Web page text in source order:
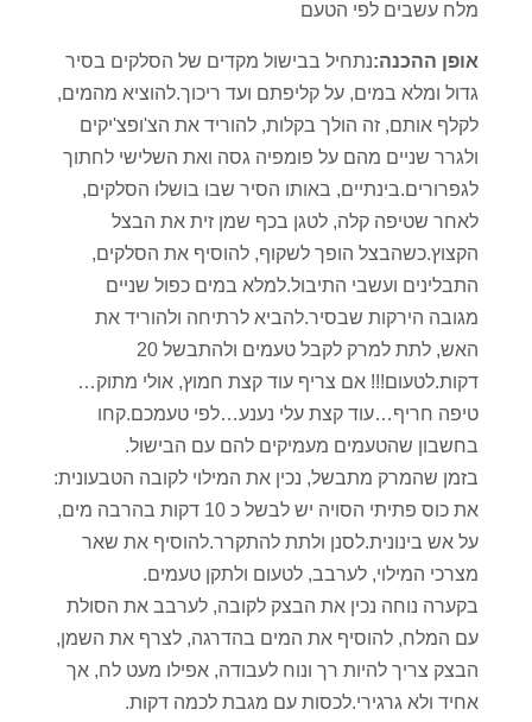
מלח עשבים לפי הטעם
אופן ההכנה:נתחיל בבישול מקדים של הסלקים בסיר
גדול ומלא במים, על קליפתם ועד ריכוך.להוציא מהמים,
לקלף אותם, זה הולך בקלות, להוריד את הצ'ופצ'יקים
ולגרר שניים מהם על פומפיה גסה ואת השלישי לחתוך
לגפרורים.בינתיים, באותו הסיר שבו בושלו הסלקים,
לאחר שטיפה קלה, לטגן בכף שמן זית את הבצל
הקצוץ.כשהבצל הופך לשקוף, להוסיף את הסלקים,
התבלינים ועשבי התיבול.למלא במים כפול שניים
מגובה הירקות שבסיר.להביא לרתיחה ולהוריד את
האש, לתת למרק לקבל טעמים ולהתבשל 20
דקות.לטעום!!! אם צריף עוד קצת חמוץ, אולי מתוק…
טיפה חריף…עוד קצת עלי נענע…לפי טעמכם.קחו
בחשבון שהטעמים מעמיקים להם עם הבישול.
בזמן שהמרק מתבשל, נכין את המילוי לקובה הטבעונית:
את כוס פתיתי הסויה יש לבשל כ 10 דקות בהרבה מים,
על אש בינונית.לסנן ולתת להתקרר.להוסיף את שאר
מצרכי המילוי, לערבב, לטעום ולתקן טעמים.
בקערה נוחה נכין את הבצק לקובה, לערבב את הסולת
עם המלח, להוסיף את המים בהדרגה, לצרף את השמן,
הבצק צריך להיות רך ונוח לעבודה, אפילו מעט לח, אך
אחיד ולא גרגירי.לכסות עם מגבת לכמה דקות.